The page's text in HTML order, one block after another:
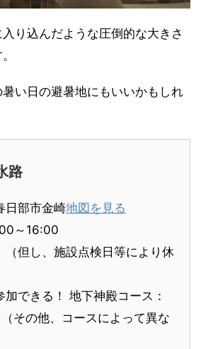
り込んだような圧倒的な大きさ
い日の避暑地にもいいかもしれ
路
日部市金崎地図を見る
～16:00
（但し、施設点検日等により休
加できる！ 地下神殿コース：
その他、コースによって異な